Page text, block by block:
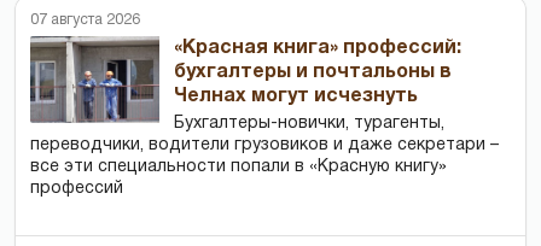
07 августа 2026
«Красная книга» профессий:
бухгалтеры и почтальоны в
Челнах могут исчезнуть
Бухгалтеры-новички, тур­агенты,
переводчики, водители грузовиков и даже секретари –
все эти специальности попали в «Красную книгу»
профессий